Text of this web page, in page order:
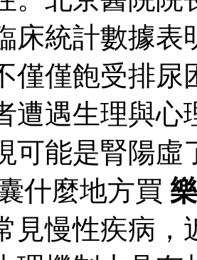
床統計數據表
僅僅飽受排尿
遭遇生理與
可能是腎陽
什麼地方買
見慢性疾病，